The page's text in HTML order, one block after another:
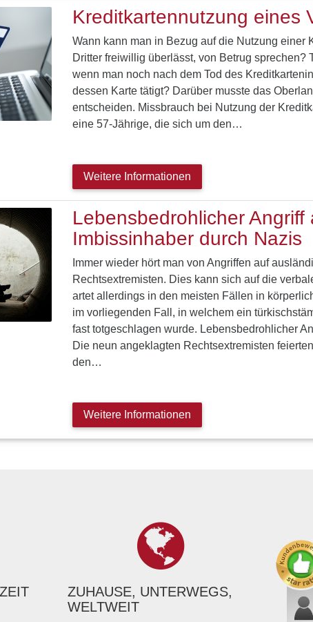
Kreditkartennutzung eines
Wann kann man in Bezug auf die Nutzung einer
Dritter freiwillig überlässt, von Betrug sprechen?
wenn man noch nach dem Tod des
dessen Karte tätigt? Darüber musste das
entscheiden. Missbrauch bei Nutzung der
eine 57-Jährige, die sich um den…
Weitere Informationen
Lebensbedrohlicher Angriff
Imbissinhaber durch Nazis
Immer wieder hört man von Angriffen auf
Rechtsextremisten. Dies kann sich auf die
artet allerdings in den meisten Fällen in
im vorliegenden Fall, in welchem ein
fast totgeschlagen wurde. Lebensbedrohlicher
Die neun angeklagten Rechtsextremisten
den…
Weitere Informationen
ZUHAUSE, UNTERWEGS,
WELTWEIT